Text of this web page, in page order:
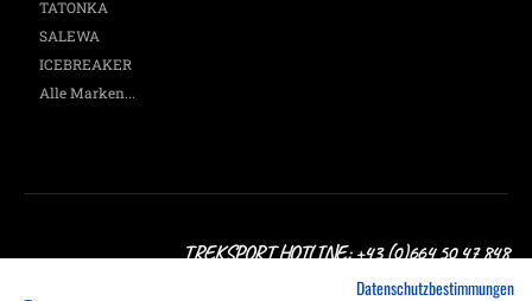
TATONKA
SALEWA
ICEBREAKER
Alle Marken...
TREKSPORT HOTLINE: +43 (0)664 50 47 848
Datenschutzbestimmungen